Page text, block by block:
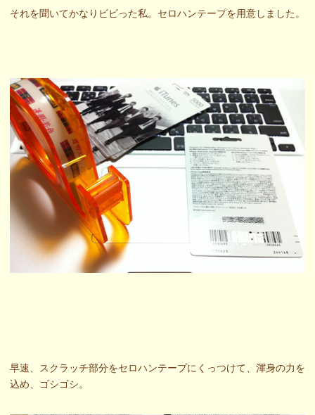
それを聞いてかなりビビった私。セロハンテープを用意しました。
早速、スクラッチ部分をセロハンテープにくっつけて、渾身の力を
込め、ゴシゴシ。